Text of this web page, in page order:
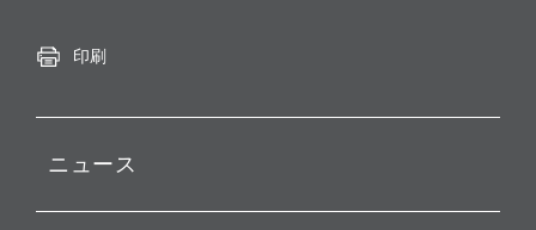
印刷
ニュース